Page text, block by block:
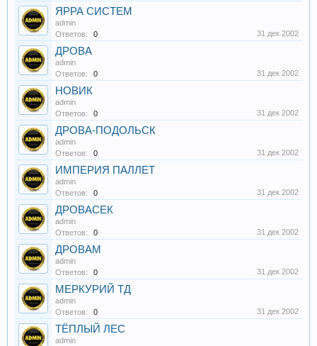
ЯРРА СИСТЕМ
admin
Ответов:
0 31 дек 2002
ДРОВА
admin
Ответов:
0 31 дек 2002
НОВИК
admin
Ответов:
0 31 дек 2002
ДРОВА-ПОДОЛЬСК
admin
Ответов:
0 31 дек 2002
ИМПЕРИЯ ПАЛЛЕТ
admin
Ответов:
0 31 дек 2002
ДРОВАСЕК
admin
Ответов:
0 31 дек 2002
ДРОВАМ
admin
Ответов:
0 31 дек 2002
МЕРКУРИЙ ТД
admin
Ответов:
0 31 дек 2002
ТЁПЛЫЙ ЛЕС
admin